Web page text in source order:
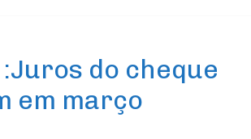
do cheque
em março